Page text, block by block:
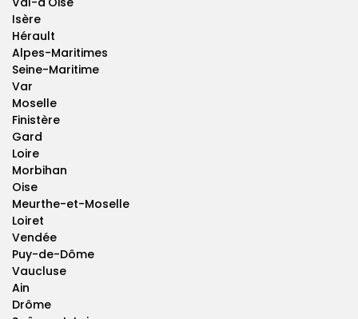
Isère
Hérault
Alpes-Maritimes
Seine-Maritime
Var
Moselle
Finistère
Gard
Loire
Morbihan
Oise
Meurthe-et-Moselle
Loiret
Vendée
Puy-de-Dôme
Vaucluse
Ain
Drôme